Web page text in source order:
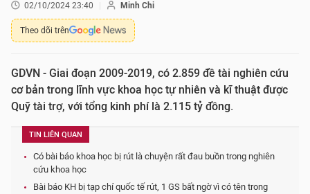
02/10/2024 23:40 Minh Chi
Theo dõi trên
GDVN - Giai đoạn 2009-2019, có 2.859 đề tài nghiên cứu
cơ bản trong lĩnh vực khoa học tự nhiên và kĩ thuật được
Quỹ tài trợ, với tổng kinh phí là 2.115 tỷ đồng.
TIN LIÊN QUAN
Có bài báo khoa học bị rút là chuyện rất đau buồn trong nghiên
cứu khoa học
Bài báo KH bị tạp chí quốc tế rút, 1 GS bất ngờ vì có tên trong